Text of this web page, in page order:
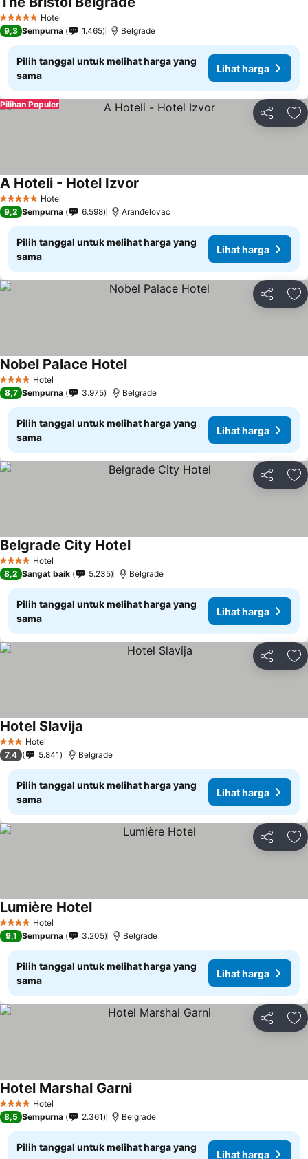
5 Bintang Hotel
9,3 Sempurna 1.465 Belgrade
Pilih tanggal untuk melihat harga yang
sama
Lihat harga
Bagikan
Pilihan Populer
5 Bintang Hotel
A Hoteli - Hotel Izvor
9,2 Sempurna 6.598 Aranđelovac
Pilih tanggal untuk melihat harga yang
sama
Lihat harga
Bagikan
4 BintangHotel
Nobel Palace Hotel
8,7 Sempurna 3.975 Belgrade
Pilih tanggal untuk melihat harga yang
sama
Lihat harga
Bagikan
4 BintangHotel
Belgrade City Hotel
8,2 Sangat baik 5.235 Belgrade
Pilih tanggal untuk melihat harga yang
sama
Lihat harga
Bagikan
3 BintangHotel
Hotel Slavija
7,4 5.841 Belgrade
Pilih tanggal untuk melihat harga yang
sama
Lihat harga
Bagikan
4 BintangHotel
Lumière Hotel
9,1 Sempurna 3.205 Belgrade
Pilih tanggal untuk melihat harga yang
sama
Lihat harga
Bagikan
4 BintangHotel
Hotel Marshal Garni
8,5 Sempurna 2.361 Belgrade
Pilih tanggal untuk melihat harga yang
Lihat harga